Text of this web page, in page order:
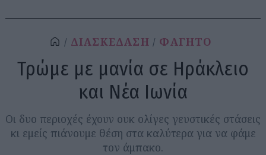
ΔΙΑΣΚΕΔΑΣΗ ΦΑΓΗΤΟ
Τρώμε με μανία σε Ηράκλειο
και Νέα Ιωνία
Οι δυο περιοχές έχουν ουκ ολίγες γευστικές στάσεις
κι εμείς πιάνουμε θέση στα καλύτερα για να φάμε
τον άμπακο.